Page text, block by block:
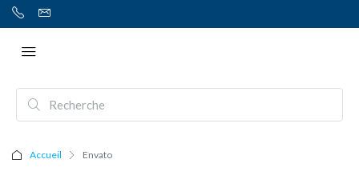
Accueil Envato